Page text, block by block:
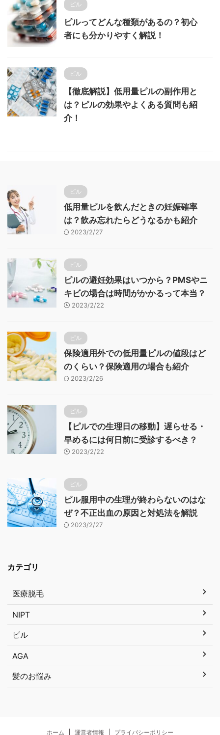
ピル
ピルってどんな種類があるの？初心
者にも分かりやすく解説！
ピル
【徹底解説】低用量ピルの副作用と
は？ピルの効果やよくある質問も紹
介！
ピル
低用量ピルを飲んだときの妊娠確率
は？飲み忘れたらどうなるかも紹介
2023/2/27
ピル
ピルの避妊効果はいつから？PMSやニ
キビの場合は時間がかかるって本当？
2023/2/22
ピル
保険適用外での低用量ピルの値段はど
のくらい？保険適用の場合も紹介
2023/2/26
ピル
【ピルでの生理日の移動】遅らせる・
早めるには何日前に受診するべき？
2023/2/22
ピル
ピル服用中の生理が終わらないのはな
ぜ？不正出血の原因と対処法を解説
2023/2/27
カテゴリ
医療脱毛
NIPT
ピル
AGA
髪のお悩み
ホーム 運営者情報 プライバシーポリシー